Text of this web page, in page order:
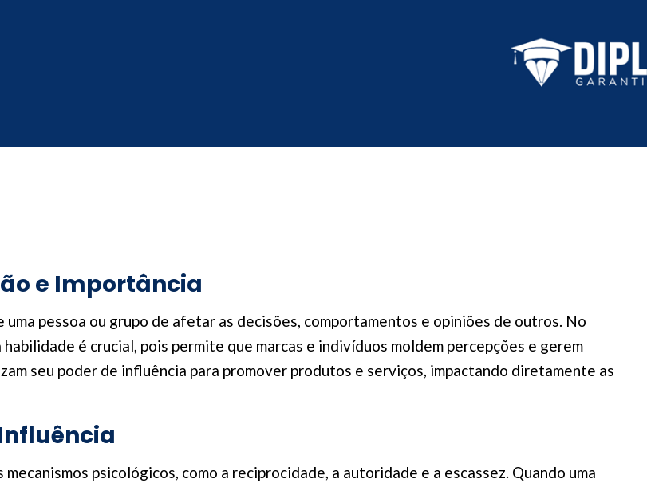
e Importância
pessoa ou grupo de afetar as decisões, comportamentos e opiniões de outros. No
é crucial, pois permite que marcas e indivíduos moldem percepções e gerem
seu poder de influência para promover produtos e serviços, impactando diretamente as
psicológicos, como a reciprocidade, a autoridade e a escassez. Quando uma